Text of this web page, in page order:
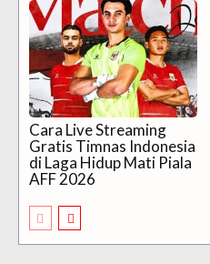
Cara Live Streaming
Gratis Timnas Indonesia
di Laga Hidup Mati Piala
AFF 2026